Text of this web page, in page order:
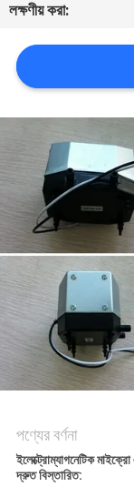
খবর
সাইট
ম্যাপ
PRIVACY
POLICY
লক্ষণীয় করা:
পণ্যের বর্ণনা
ইলেক্ট্রোম্যাগনেটিক
দ্রুত বিস্তারিত: